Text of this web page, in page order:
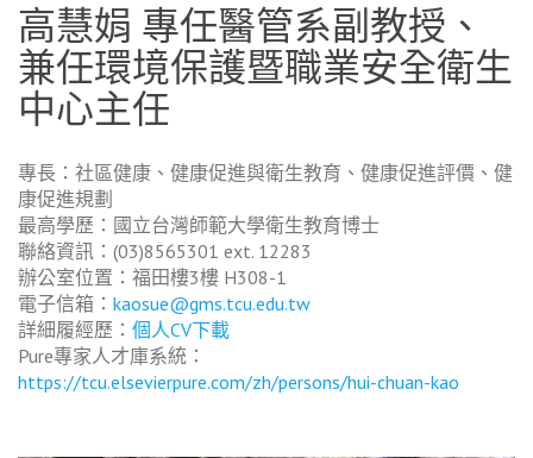
高慧娟 專任醫管系副教授、
兼任環境保護暨職業安全衛生
中心主任
專長：社區健康、健康促進與衛生教育、健康促進評價、健
康促進規劃
最高學歷：國立台灣師範大學衛生教育博士
聯絡資訊：(03)8565301 ext. 12283
辦公室位置：福田樓3樓 H308-1
電子信箱： kaosue@gms.tcu.edu.tw
詳細履經歷： 個人CV下載
Pure專家人才庫系統：
https://tcu.elsevierpure.com/zh/persons/hui-chuan-kao